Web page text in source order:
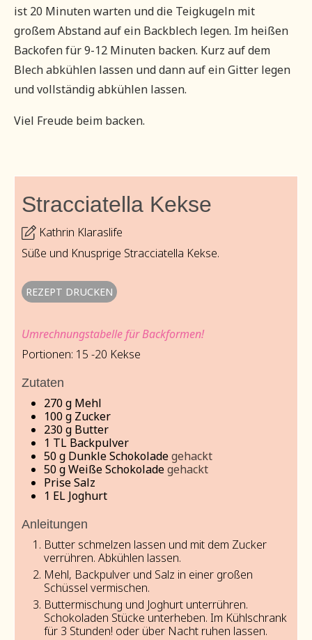
ist 20 Minuten warten und die Teigkugeln mit
großem Abstand auf ein Backblech legen. Im heißen
Backofen für 9-12 Minuten backen. Kurz auf dem
Blech abkühlen lassen und dann auf ein Gitter legen
und vollständig abkühlen lassen.
Viel Freude beim backen.
Stracciatella Kekse
Kathrin Klaraslife
Süße und Knusprige Stracciatella Kekse.
REZEPT DRUCKEN
Umrechnungstabelle für Backformen!
Portionen: 15 -20 Kekse
Zutaten
270g Mehl
100g Zucker
230g Butter
1 TL Backpulver
50g Dunkle Schokoladegehackt
50gWeiße Schokoladegehackt
Prise Salz
1 EL Joghurt
Anleitungen
Butter schmelzen lassen und mit dem Zucker
verrühren. Abkühlen lassen.
Mehl, Backpulver und Salz in einer großen
Schüssel vermischen.
Buttermischung und Joghurt unterrühren.
Schokoladen Stücke unterheben. Im Kühlschrank
für 3 Stunden! oder über Nacht ruhen lassen.